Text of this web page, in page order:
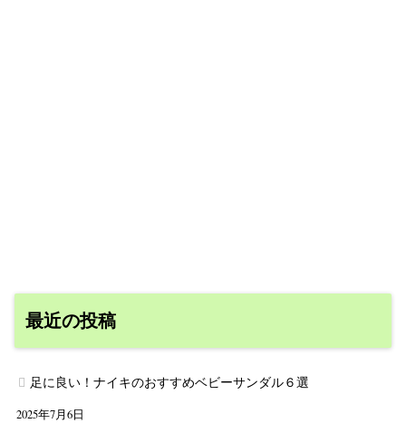
最近の投稿
足に良い！ナイキのおすすめベビーサンダル６選
2025年7月6日